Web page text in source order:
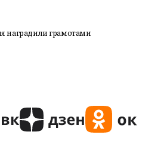
наградили грамотами